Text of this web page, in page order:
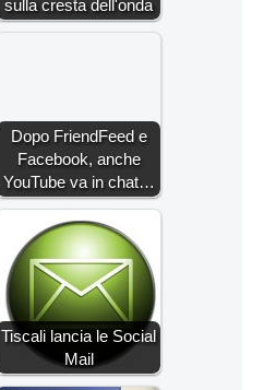
sulla cresta dell'onda
Dopo FriendFeed e
Facebook, anche
YouTube va in chat…
Tiscali lancia le Social
Mail